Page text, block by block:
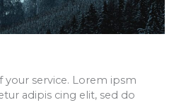
service. Lorem ipsm
adipis cing elit, sed do